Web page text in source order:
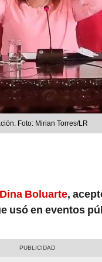
Foto: Mirian Torres/LR
Dina Boluarte,
usó en eventos